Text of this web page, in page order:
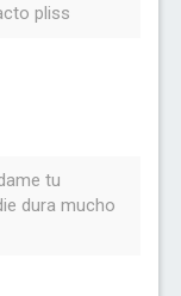
pliss
tu
dura mucho